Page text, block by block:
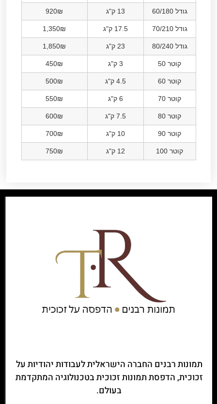
גודל 60/180 13 ק"ג 920₪
גודל 70/210 17.5 ק"ג 1,350₪
גודל 80/240 23 ק"ג 1,850₪
קוטר 50 3 ק"ג 450₪
קוטר 60 4.5 ק"ג 500₪
קוטר 70 6 ק"ג 550₪
קוטר 80 7.5 ק"ג 600₪
קוטר 90 10 ק"ג 700₪
קוטר 100 12 ק"ג 750₪
תמונות רבנים החברה הישראלית לעבודות יהודיות על
זכוכית, הדפסת תמונות זכוכית בטכנולוגיה המתקדמת
בעולם.